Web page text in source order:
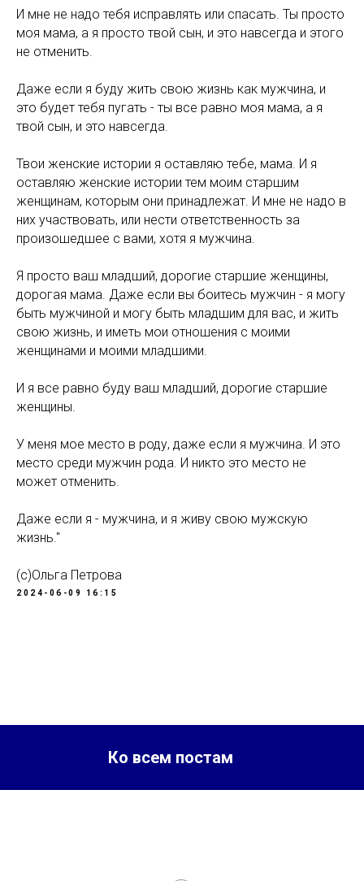
И мне не надо тебя исправлять или спасать. Ты просто
моя мама, а я просто твой сын, и это навсегда и этого
не отменить.
Даже если я буду жить свою жизнь как мужчина, и
это будет тебя пугать - ты все равно моя мама, а я
твой сын, и это навсегда.
Твои женские истории я оставляю тебе, мама. И я
оставляю женские истории тем моим старшим
женщинам, которым они принадлежат. И мне не надо в
них участвовать, или нести ответственность за
произошедшее с вами, хотя я мужчина.
Я просто ваш младший, дорогие старшие женщины,
дорогая мама. Даже если вы боитесь мужчин - я могу
быть мужчиной и могу быть младшим для вас, и жить
свою жизнь, и иметь мои отношения с моими
женщинами и моими младшими.
И я все равно буду ваш младший, дорогие старшие
женщины.
У меня мое место в роду, даже если я мужчина. И это
место среди мужчин рода. И никто это место не
может отменить.
Даже если я - мужчина, и я живу свою мужскую
жизнь."
(с)Ольга Петрова
2024-06-09 16:15
Ко всем постам